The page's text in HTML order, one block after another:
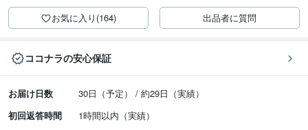
お気に入り(164) 出品者に質問
ココナラの安心保証
お届け日数
30日（予定） / 約29日（実績）
初回返答時間
1時間以内（実績）